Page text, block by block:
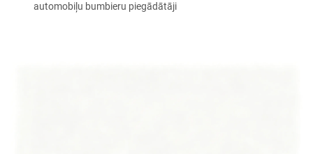
automobiļu bumbieru piegādātāji